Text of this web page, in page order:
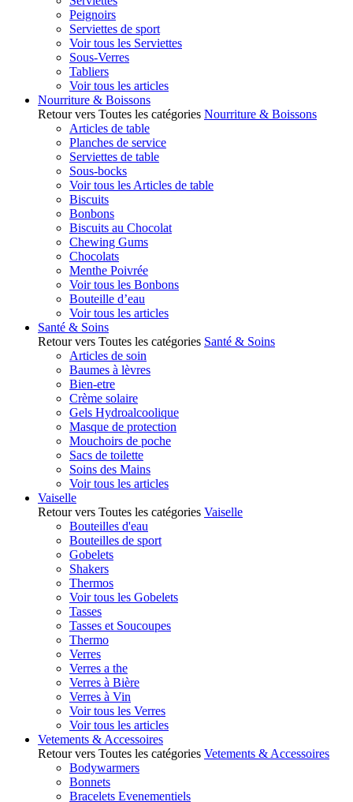
Peignoirs
Serviettes de sport
Voir tous les Serviettes
Sous-Verres
Tabliers
Voir tous les articles
Nourriture & Boissons
Retour vers Toutes les catégories Nourriture & Boissons
Articles de table
Planches de service
Serviettes de table
Sous-bocks
Voir tous les Articles de table
Biscuits
Bonbons
Biscuits au Chocolat
Chewing Gums
Chocolats
Menthe Poivrée
Voir tous les Bonbons
Bouteille d’eau
Voir tous les articles
Santé & Soins
Retour vers Toutes les catégories Santé & Soins
Articles de soin
Baumes à lèvres
Bien-etre
Crème solaire
Gels Hydroalcoolique
Masque de protection
Mouchoirs de poche
Sacs de toilette
Soins des Mains
Voir tous les articles
Vaiselle
Retour vers Toutes les catégories Vaiselle
Bouteilles d'eau
Bouteilles de sport
Gobelets
Shakers
Thermos
Voir tous les Gobelets
Tasses
Tasses et Soucoupes
Thermo
Verres
Verres a the
Verres à Bière
Verres à Vin
Voir tous les Verres
Voir tous les articles
Vetements & Accessoires
Retour vers Toutes les catégories Vetements & Accessoires
Bodywarmers
Bonnets
Bracelets Evenementiels